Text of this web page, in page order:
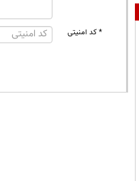
* کد امنیتی